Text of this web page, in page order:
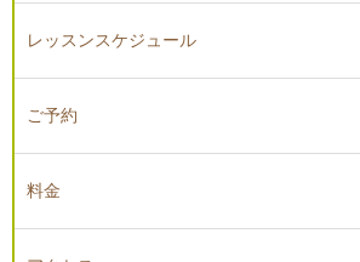
レッスンスケジュール
ご予約
料金